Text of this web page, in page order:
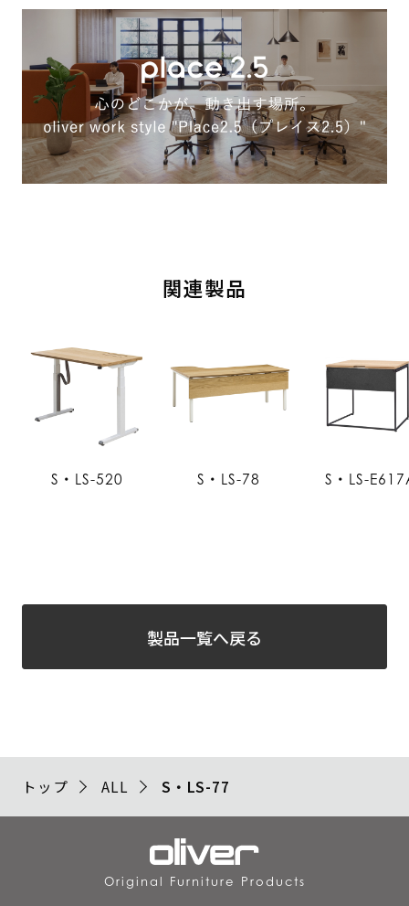
関連製品
S・LS-520 S・LS-78 S・LS-
製品一覧へ戻る
トップ ALL S・LS-77
Original Furniture Products